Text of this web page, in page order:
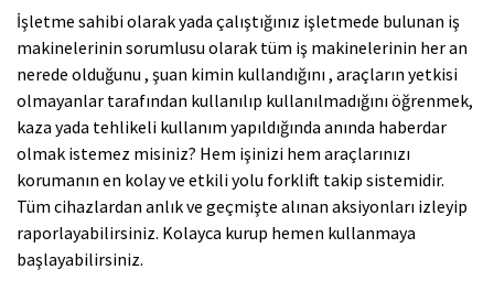
İşletme sahibi olarak yada çalıştığınız işletmede bulunan iş
makinelerinin sorumlusu olarak tüm iş makinelerinin her an
nerede olduğunu , şuan kimin kullandığını , araçların yetkisi
olmayanlar tarafından kullanılıp kullanılmadığını öğrenmek,
kaza yada tehlikeli kullanım yapıldığında anında haberdar
olmak istemez misiniz? Hem işinizi hem araçlarınızı
korumanın en kolay ve etkili yolu forklift takip sistemidir.
Tüm cihazlardan anlık ve geçmişte alınan aksiyonları izleyip
raporlayabilirsiniz. Kolayca kurup hemen kullanmaya
başlayabilirsiniz.